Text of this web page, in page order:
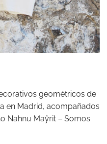
geométricos de
en Madrid, acompañados
Nahnu Maŷrit – Somos